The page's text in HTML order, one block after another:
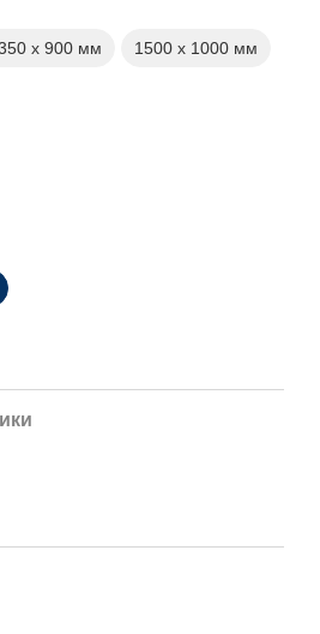
х 900 мм 1500 х 1000 мм